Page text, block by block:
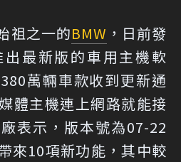
祖之一的BMW ，日前發
最新版的車用主機軟
萬輛車款收到更新通
體主機連上網路就能接
表示，版本號為07-22
來10項新功能，其中較